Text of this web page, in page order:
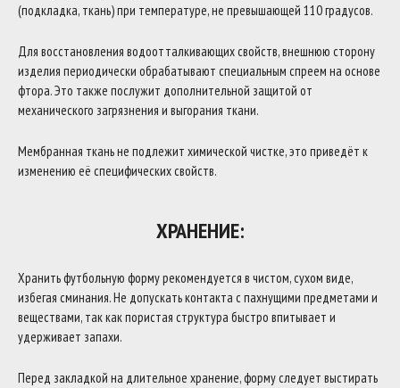
(подкладка, ткань) при температуре, не превышающей 110 градусов.
Для восстановления водоотталкивающих свойств, внешнюю сторону
изделия периодически обрабатывают специальным спреем на основе
фтора. Это также послужит дополнительной защитой от
механического загрязнения и выгорания ткани.
Мембранная ткань не подлежит химической чистке, это приведёт к
изменению её специфических свойств.
ХРАНЕНИЕ:
Хранить футбольную форму рекомендуется в чистом, сухом виде,
избегая сминания. Не допускать контакта с пахнущими предметами и
веществами, так как пористая структура быстро впитывает и
удерживает запахи.
Перед закладкой на длительное хранение, форму следует выстирать